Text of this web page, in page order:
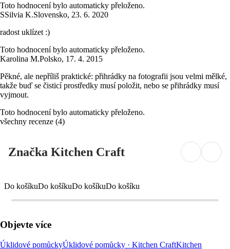
Toto hodnocení bylo automaticky přeloženo.
SSilvia K.Slovensko, 23. 6. 2020
radost uklízet :)
Toto hodnocení bylo automaticky přeloženo.
Karolina M.Polsko, 17. 4. 2015
Pěkné, ale nepříliš praktické: přihrádky na fotografii jsou velmi mělké,
takže buď se čisticí prostředky musí položit, nebo se přihrádky musí
vyjmout.
Toto hodnocení bylo automaticky přeloženo.
všechny recenze (4)
Značka Kitchen Craft
Do košíkuDo košíkuDo košíkuDo košíku
Objevte více
Úklidové pomůckyÚklidové pomůcky · Kitchen CraftKitchen